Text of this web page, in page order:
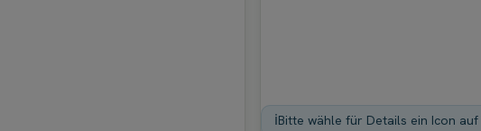
ℹ️Bitte wähle für Details ein Icon